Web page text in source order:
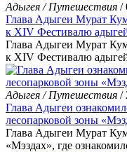
Адыгея / Путешествия /
Глава Адыгеи Мурат
к XIV Фестивалю
Глава Адыгеи Мурат
к XIV Фестивалю
Адыгея / Путешествия /
Глава Адыгеи
лесопарковой зоны
Глава Адыгеи Мурат
«Мэздах», где